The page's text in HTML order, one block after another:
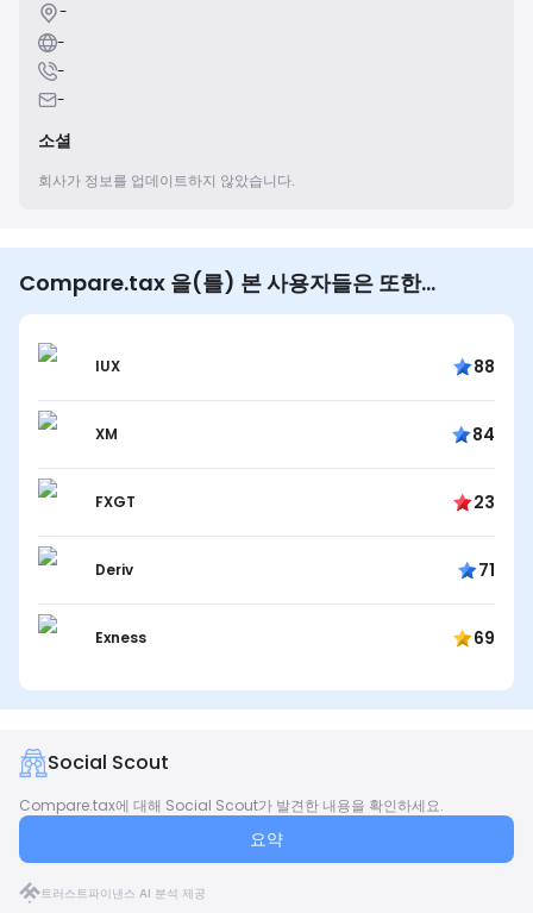
-
-
-
-
소셜
회사가 정보를 업데이트하지 않았습니다.
Compare.tax 을(를) 본 사용자들은 또한…
IUX 88
XM 84
FXGT 23
Deriv 71
Exness 69
Social Scout
Compare.tax에 대해 Social Scout가 발견한 내용을 확인하세요.
요약
트러스트파이낸스 AI 분석 제공